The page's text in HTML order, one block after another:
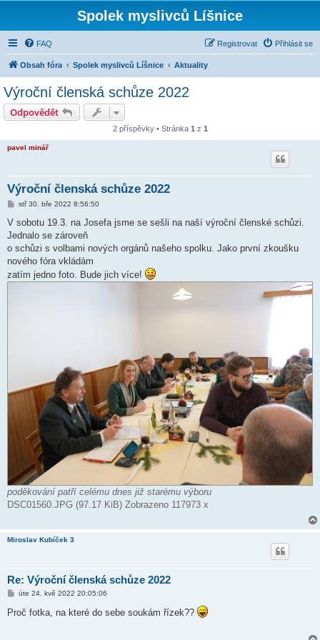
Spolek myslivců Líšnice
FAQ Přihlásit se
Registrovat
Obsah fóra Spolek myslivců Líšnice Aktuality
Výroční členská schůze 2022
Odpovědět
2 příspěvky • Stránka 1 z 1
pavel minář
Výroční členská schůze 2022
P
í
p
ě
e
k
stř 30. bře 2022 8:56:50
V sobotu 19.3. na Josefa jsme se sešli na naší výroční členské schůzi.
Jednalo se zároveň
o schůzi s volbami nových orgánů našeho spolku. Jako první zkoušku
nového fóra vkládám
zatím jedno foto. Bude jich více!
poděkování patří celému dnes již starému výboru
DSC01560.JPG (97.17 KiB) Zobrazeno 117973 x
Miroslav Kubíček 3
Re: Výroční členská schůze 2022
P
í
s
úte 24. kvě 2022 20:05:06
Proč fotka, na které do sebe soukám řízek??